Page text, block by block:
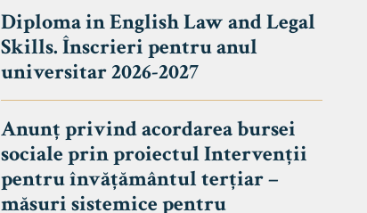
Diploma in English Law and Legal
Skills. Înscrieri pentru anul
universitar 2026-2027
Anunț privind acordarea bursei
sociale prin proiectul Intervenții
pentru învățământul terțiar –
măsuri sistemice pentru